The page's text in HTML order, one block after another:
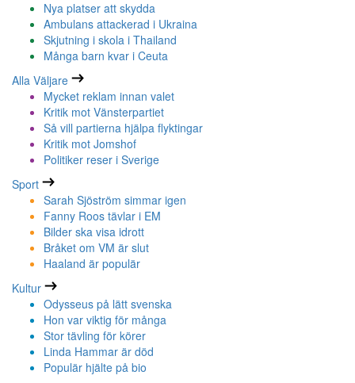
Nya platser att skydda
Ambulans attackerad i Ukraina
Skjutning i skola i Thailand
Många barn kvar i Ceuta
Alla Väljare
Mycket reklam innan valet
Kritik mot Vänsterpartiet
Så vill partierna hjälpa flyktingar
Kritik mot Jomshof
Politiker reser i Sverige
Sport
Sarah Sjöström simmar igen
Fanny Roos tävlar i EM
Bilder ska visa idrott
Bråket om VM är slut
Haaland är populär
Kultur
Odysseus på lätt svenska
Hon var viktig för många
Stor tävling för körer
Linda Hammar är död
Populär hjälte på bio